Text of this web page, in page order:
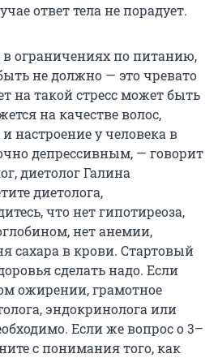
ответ тела не порадует.
ограничениях по питанию,
не должно — это чревато
на такой стресс может быть
на качестве волос,
настроение у человека в
депрессивным, — говорит
диетолог Галина
диетолога,
что нет гипотиреоза,
нет анемии,
сахара в крови. Стартовый
сделать надо. Если
ожирении, грамотное
эндокринолога или
Если же вопрос о 3–
с понимания того, как